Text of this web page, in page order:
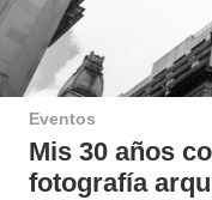
Eventos
Mis 30 años
fotografía